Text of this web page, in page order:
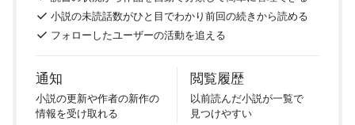
小説の未読話数がひと目でわかり前回の続きから読める
フォローしたユーザーの活動を追える
通知
小説の更新や作者の新作の
情報を受け取れる
閲覧履歴
以前読んだ小説が一覧で
見つけやすい